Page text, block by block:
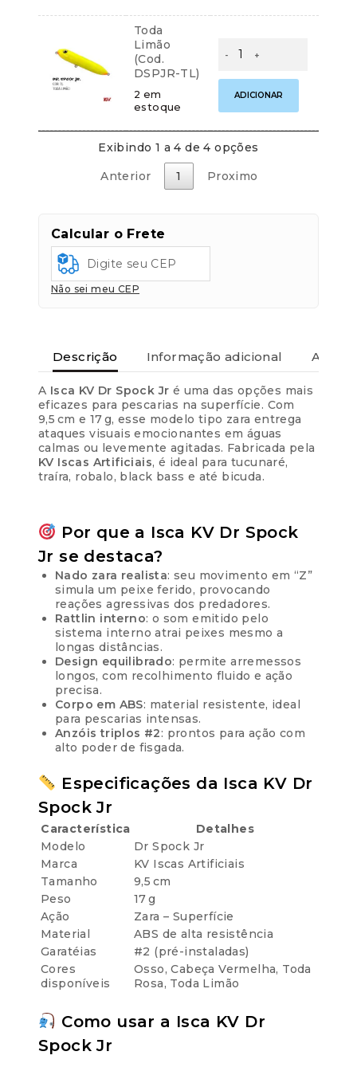
Parcelas:
1x deR$
29,90
sem juros
R$
–
17g
Superfície
quantidade
Toda
Limão
(Cod.
DSPJR-TL)
2 em
estoque
Artificial
Spock
Jr
–
9,5cm
17g
ADICIONAR
Exibindo 1 a 4 de 4 opções
Anterior 1 Proximo
Calcular o Frete
Não sei meu CEP
Descrição Informação adicional
A Isca KV Dr Spock Jr é uma das opções mais
eficazes para pescarias na superfície. Com
9,5 cm e 17 g, esse modelo tipo zara entrega
ataques visuais emocionantes em águas
calmas ou levemente agitadas. Fabricada pela
KV Iscas Artificiais, é ideal para tucunaré,
traíra, robalo, black bass e até bicuda.
Por que a Isca KV Dr Spock
Jr se destaca?
Nado zara realista: seu movimento em “Z”
simula um peixe ferido, provocando
reações agressivas dos predadores.
Rattlin interno: o som emitido pelo
sistema interno atrai peixes mesmo a
longas distâncias.
Design equilibrado: permite arremessos
longos, com recolhimento fluido e ação
precisa.
Corpo em ABS: material resistente, ideal
para pescarias intensas.
Anzóis triplos #2: prontos para ação com
alto poder de fisgada.
Especificações da Isca KV Dr
Spock Jr
Característica
Detalhes
Modelo
Dr Spock Jr
Marca
KV Iscas Artificiais
Tamanho
9,5 cm
Peso
17 g
Ação
Zara – Superfície
Material
ABS de alta resistência
Garatéias
#2 (pré-instaladas)
Cores
disponíveis
Osso, Cabeça Vermelha, Toda
Rosa, Toda Limão
Como usar a Isca KV Dr
Spock Jr